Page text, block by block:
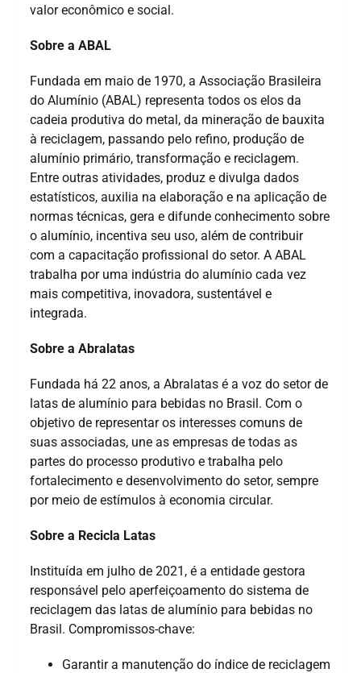
valor econômico e social.
Sobre a ABAL
Fundada em maio de 1970, a Associação Brasileira
do Alumínio (ABAL) representa todos os elos da
cadeia produtiva do metal, da mineração de bauxita
à reciclagem, passando pelo refino, produção de
alumínio primário, transformação e reciclagem.
Entre outras atividades, produz e divulga dados
estatísticos, auxilia na elaboração e na aplicação de
normas técnicas, gera e difunde conhecimento sobre
o alumínio, incentiva seu uso, além de contribuir
com a capacitação profissional do setor. A ABAL
trabalha por uma indústria do alumínio cada vez
mais competitiva, inovadora, sustentável e
integrada.
Sobre a Abralatas
Fundada há 22 anos, a Abralatas é a voz do setor de
latas de alumínio para bebidas no Brasil. Com o
objetivo de representar os interesses comuns de
suas associadas, une as empresas de todas as
partes do processo produtivo e trabalha pelo
fortalecimento e desenvolvimento do setor, sempre
por meio de estímulos à economia circular.
Sobre a Recicla Latas
Instituída em julho de 2021, é a entidade gestora
responsável pelo aperfeiçoamento do sistema de
reciclagem das latas de alumínio para bebidas no
Brasil. Compromissos-chave:
Garantir a manutenção do índice de reciclagem